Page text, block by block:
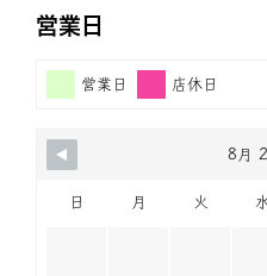
営業日
営業日 店休日
8月
日 月 火